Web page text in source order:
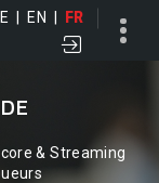
EN FR
& Streaming